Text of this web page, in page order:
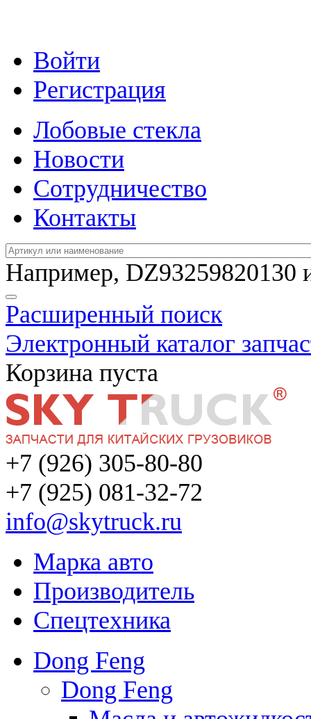
Войти
Регистрация
Лобовые стекла
Новости
Сотрудничество
Контакты
Например, DZ93259820130
Расширенный поиск
Электронный каталог
Корзина пуста
+7 (926) 305-80-80
+7 (925) 081-32-72
info@skytruck.ru
Марка авто
Производитель
Спецтехника
Dong Feng
Dong Feng